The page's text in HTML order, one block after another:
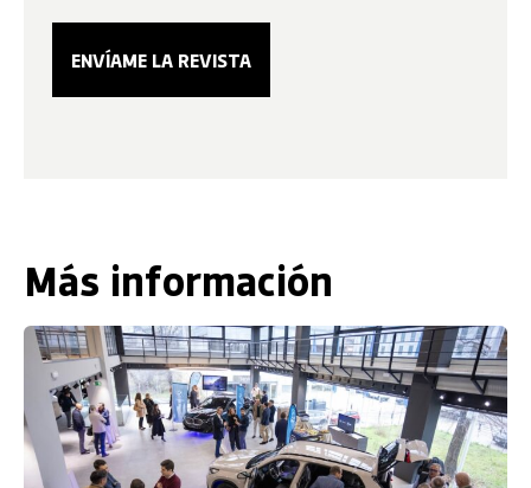
Más información